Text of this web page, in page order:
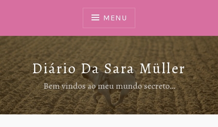
MENU
Diário Da Sara Müller
Bem vindos ao meu mundo secreto…